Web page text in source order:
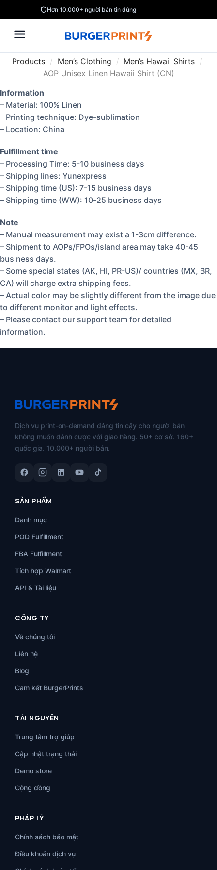
Hơn 10.000+ người bán tin dùng
Products / Men’s Clothing / Men’s Hawaii Shirts /
AOP Unisex Linen Hawaii Shirt (CN)
Information
– Material: 100% Linen
– Printing technique: Dye-sublimation
– Location: China
Fulfillment time
– Processing Time: 5-10 business days
– Shipping lines: Yunexpress
– Shipping time (US): 7-15 business days
– Shipping time (WW): 10-25 business days
Note
– Manual measurement may exist a 1-3cm difference.
– Shipment to AOPs/FPOs/island area may take 40-45
business days.
– Some special states (AK, HI, PR-US)/ countries (MX, BR,
CA) will charge extra shipping fees.
– Actual color may be slightly different from the image due
to different monitor and light effects.
– Please contact our support team for detailed
information.
Dịch vụ print-on-demand đáng tin cậy cho người bán
không muốn đánh cược với giao hàng. 50+ cơ sở. 160+
quốc gia. 10.000+ người bán.
SẢN PHẨM
Danh mục
POD Fulfillment
FBA Fulfillment
Tích hợp Walmart
API & Tài liệu
CÔNG TY
Về chúng tôi
Liên hệ
Blog
Cam kết BurgerPrints
TÀI NGUYÊN
Trung tâm trợ giúp
Cập nhật trạng thái
Demo store
Cộng đồng
PHÁP LÝ
Chính sách bảo mật
Điều khoản dịch vụ